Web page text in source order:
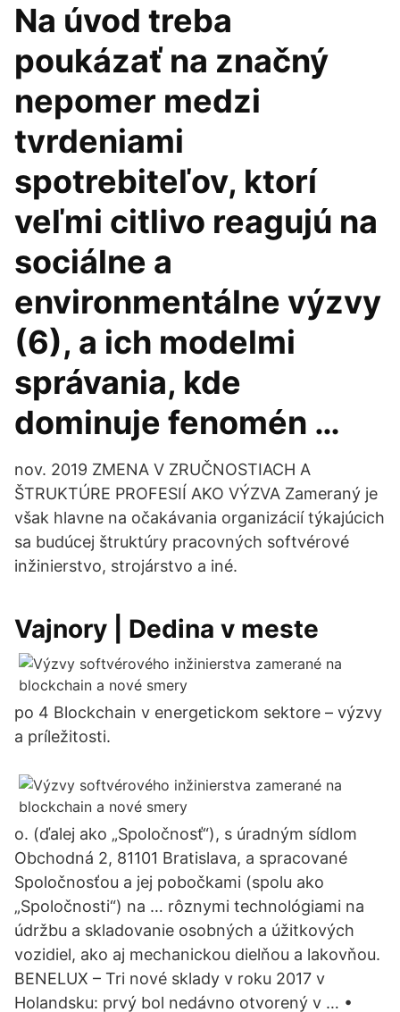
Na úvod treba
poukázať na značný
nepomer medzi
tvrdeniami
spotrebiteľov, ktorí
veľmi citlivo reagujú na
sociálne a
environmentálne výzvy
(6), a ich modelmi
správania, kde
dominuje fenomén …
nov. 2019 ZMENA V ZRUČNOSTIACH A
ŠTRUKTÚRE PROFESIÍ AKO VÝZVA Zameraný je
však hlavne na očakávania organizácií týkajúcich
sa budúcej štruktúry pracovných softvérové
inžinierstvo, strojárstvo a iné.
Vajnory | Dedina v meste
po 4 Blockchain v energetickom sektore – výzvy
a príležitosti.
o. (ďalej ako „Spoločnosť“), s úradným sídlom
Obchodná 2, 81101 Bratislava, a spracované
Spoločnosťou a jej pobočkami (spolu ako
„Spoločnosti“) na … rôznymi technológiami na
údržbu a skladovanie osobných a úžitkových
vozidiel, ako aj mechanickou dielňou a lakovňou.
BENELUX – Tri nové sklady v roku 2017 v
Holandsku: prvý bol nedávno otvorený v … •